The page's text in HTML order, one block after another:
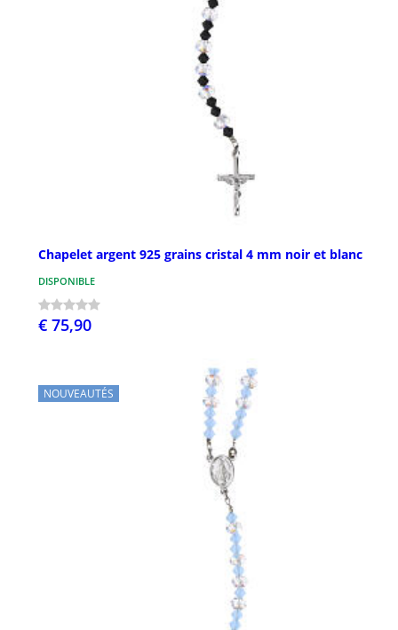
Chapelet argent 925 grains cristal 4 mm noir et blanc
DISPONIBLE
€ 75,90
NOUVEAUTÉS